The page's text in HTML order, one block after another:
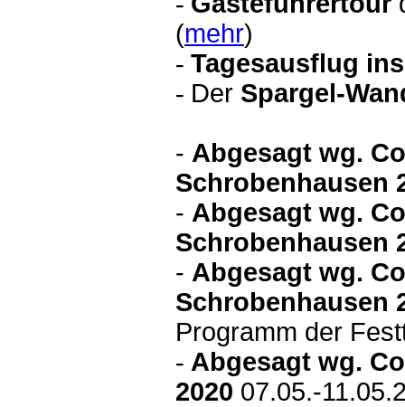
(mehr)
- Tagesausflug
- Der Spargel-
- Abgesagt wg.
Schrobenhausen
- Abgesagt wg.
Schrobenhausen
- Abgesagt wg.
Schrobenhausen
Programm der
- Abgesagt wg.
2020 07.05.-